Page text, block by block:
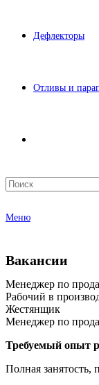
Дефлекторы
Отливы и
Меню
Вакансии
Менеджер по
Рабочий в
Жестянщик
Менеджер по
Требуемый опыт
Полная занятость,